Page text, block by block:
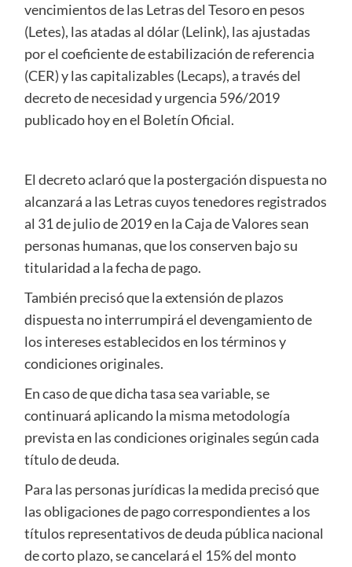
vencimientos de las Letras del Tesoro en pesos
(Letes), las atadas al dólar (Lelink), las ajustadas
por el coeficiente de estabilización de referencia
(CER) y las capitalizables (Lecaps), a través del
decreto de necesidad y urgencia 596/2019
publicado hoy en el Boletín Oficial.
El decreto aclaró que la postergación dispuesta no
alcanzará a las Letras cuyos tenedores registrados
al 31 de julio de 2019 en la Caja de Valores sean
personas humanas, que los conserven bajo su
titularidad a la fecha de pago.
También precisó que la extensión de plazos
dispuesta no interrumpirá el devengamiento de
los intereses establecidos en los términos y
condiciones originales.
En caso de que dicha tasa sea variable, se
continuará aplicando la misma metodología
prevista en las condiciones originales según cada
título de deuda.
Para las personas jurídicas la medida precisó que
las obligaciones de pago correspondientes a los
títulos representativos de deuda pública nacional
de corto plazo, se cancelará el 15% del monto